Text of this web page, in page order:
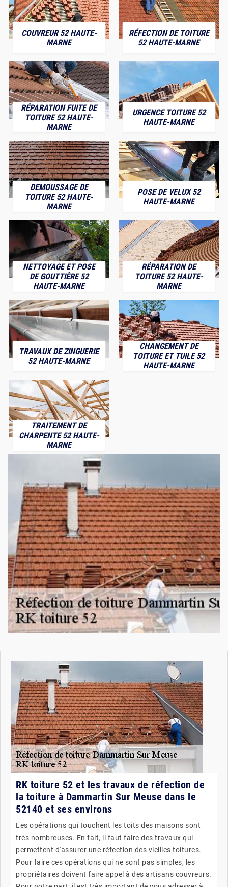
COUVREUR 52 HAUTE-
MARNE
RÉFECTION DE TOITURE
52 HAUTE-MARNE
RÉPARATION FUITE DE
TOITURE 52 HAUTE-
MARNE
URGENCE TOITURE 52
HAUTE-MARNE
DEMOUSSAGE DE
TOITURE 52 HAUTE-
MARNE
POSE DE VELUX 52
HAUTE-MARNE
NETTOYAGE ET POSE
DE GOUTTIÈRE 52
HAUTE-MARNE
RÉPARATION DE
TOITURE 52 HAUTE-
MARNE
TRAVAUX DE ZINGUERIE
52 HAUTE-MARNE
CHANGEMENT DE
TOITURE ET TUILE 52
HAUTE-MARNE
TRAITEMENT DE
CHARPENTE 52 HAUTE-
MARNE
RK toiture 52 et les travaux de réfection de
la toiture à Dammartin Sur Meuse dans le
52140 et ses environs
Les opérations qui touchent les toits des maisons sont
très nombreuses. En fait, il faut faire des travaux qui
permettent d'assurer une réfection des vieilles toitures.
Pour faire ces opérations qui ne sont pas simples, les
propriétaires doivent faire appel à des artisans couvreurs.